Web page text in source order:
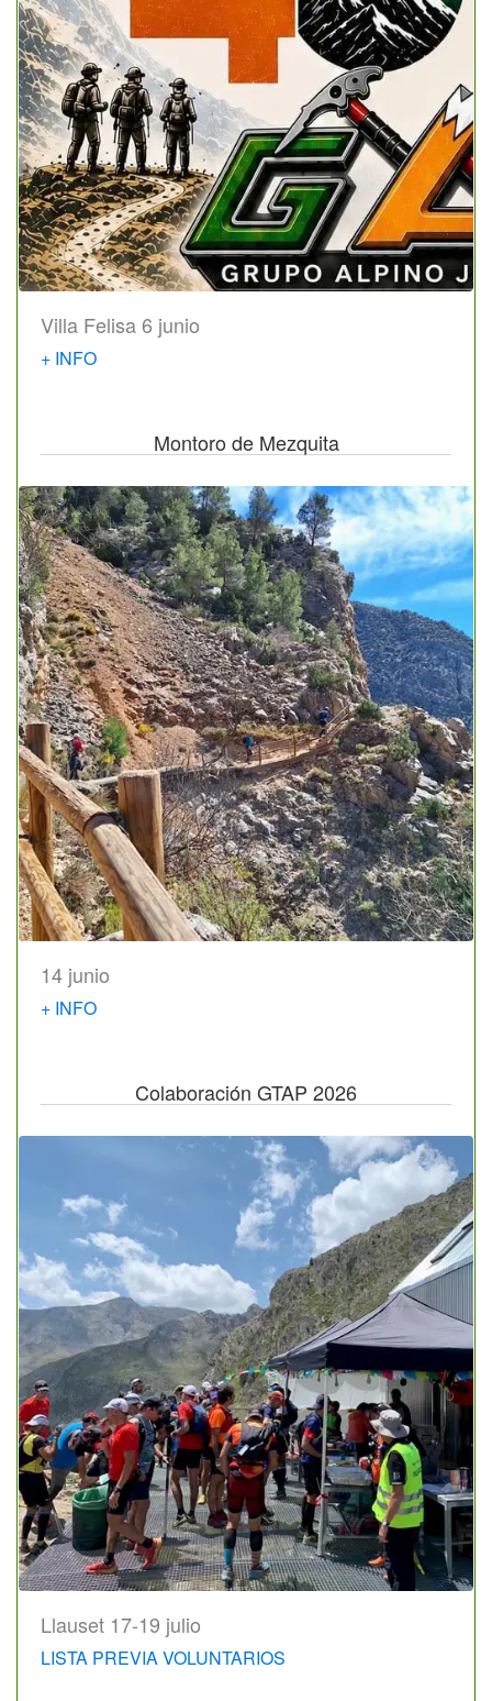
Villa Felisa 6 junio
+ INFO
Montoro de Mezquita
14 junio
+ INFO
Colaboración GTAP 2026
Llauset 17-19 julio
LISTA PREVIA VOLUNTARIOS